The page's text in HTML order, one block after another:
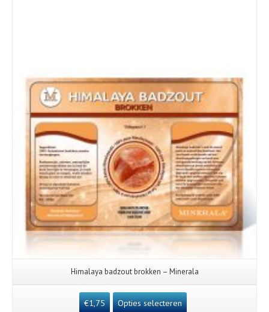
Himalaya badzout brokken – Minerala
€1,75 Opties selecteren